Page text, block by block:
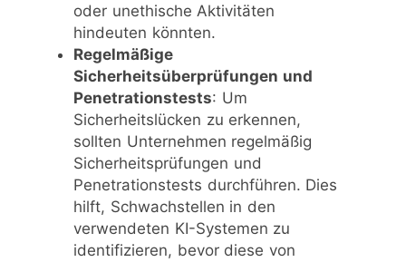
oder unethische Aktivitäten
hindeuten könnten.
Regelmäßige
Sicherheitsüberprüfungen und
Penetrationstests: Um
Sicherheitslücken zu erkennen,
sollten Unternehmen regelmäßig
Sicherheitsprüfungen und
Penetrationstests durchführen. Dies
hilft, Schwachstellen in den
verwendeten KI-Systemen zu
identifizieren, bevor diese von